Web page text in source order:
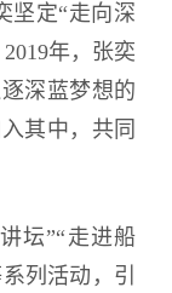
坚定“走向深
年，张奕
深蓝梦想的
其中，共同
坛”“走进船
列活动，引